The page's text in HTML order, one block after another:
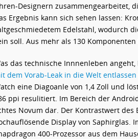
Designern zusammengearbeitet,
Ergebnis kann sich sehen lassen:
Edelstahl, wodurch
soll. Aus mehr als 130
das technische Innnenleben
dem Vorab-Leak in die Welt
eine Diagoanle von 1,4 Zoll und
ppi resulitiert. Im Bereich der
Novum dar. Der Kontrastwert
Display von Saphirglas.
400-Prozessor aus dem